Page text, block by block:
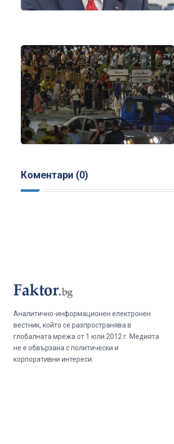
Коментари (0)
Аналитично-информационен електронен
вестник, който се разпространява в
глобалната мрежа от 1 юли 2012 г. Медията
не е обвързана с политически и
корпоративни интереси.